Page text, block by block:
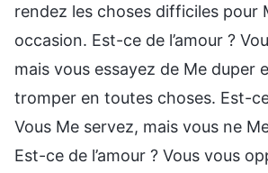
rendez les choses difficiles pour
occasion. Est-ce de l’amour ?
mais vous essayez de Me duper
tromper en toutes choses. Est-ce
Vous Me servez, mais vous ne
Est-ce de l’amour ? Vous vous